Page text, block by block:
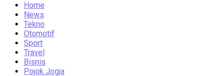
Home
News
Tekno
Otomotif
Sport
Travel
Bisnis
Pojok Jogja